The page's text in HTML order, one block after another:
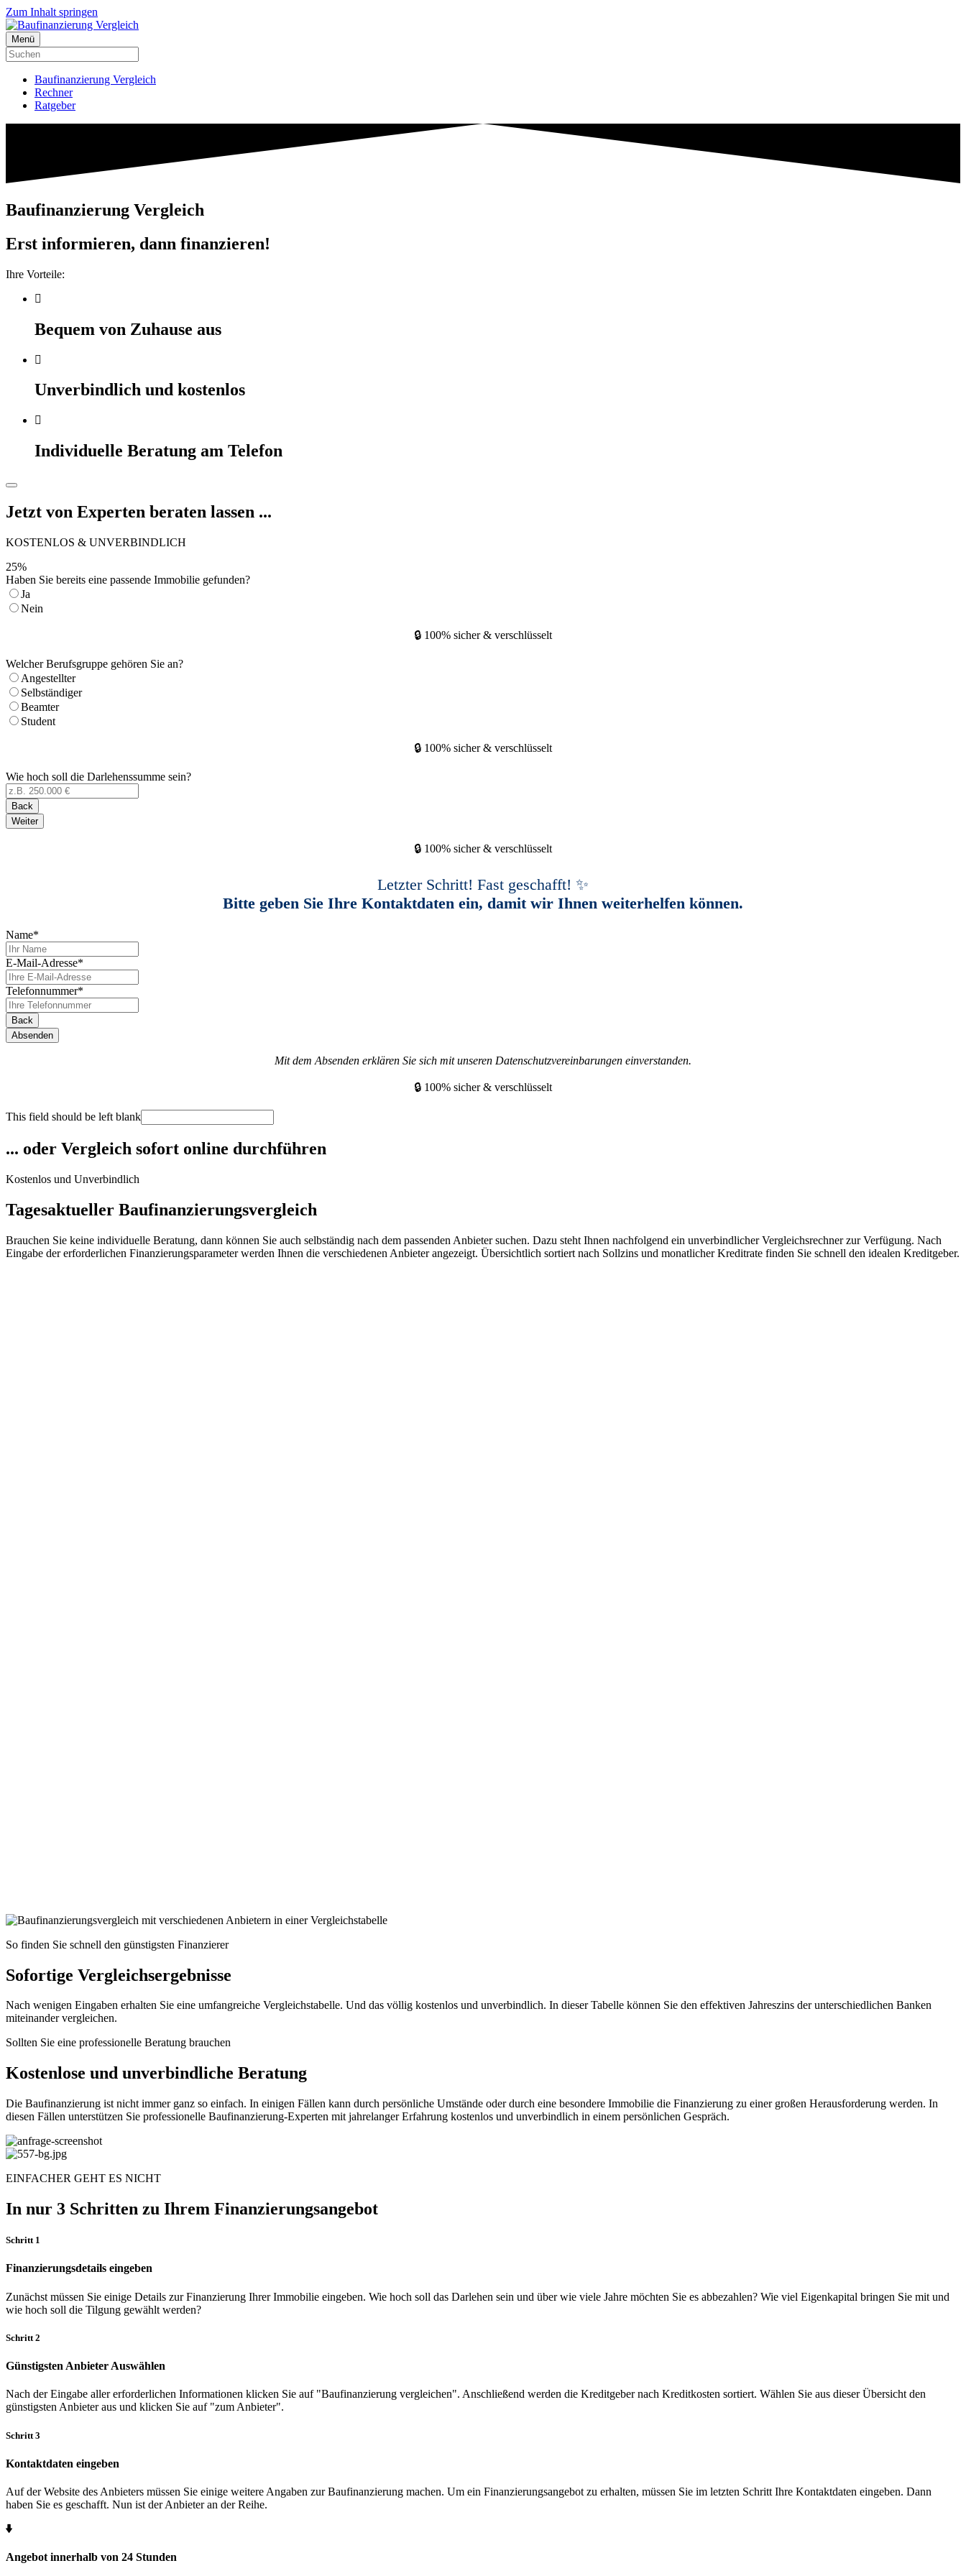
Zum Inhalt springen
Menü
Baufinanzierung Vergleich
Rechner
Ratgeber
Baufinanzierung Vergleich
Erst informieren, dann finanzieren!
Ihre Vorteile:
Bequem von Zuhause aus
Unverbindlich und kostenlos
Individuelle Beratung am Telefon
Jetzt von Experten beraten lassen ...
KOSTENLOS & UNVERBINDLICH
25%
Haben Sie bereits eine passende Immobilie gefunden?
Ja
Nein
🔒 100% sicher & verschlüsselt
Welcher Berufsgruppe gehören Sie an?
Angestellter
Selbständiger
Beamter
Student
🔒 100% sicher & verschlüsselt
Wie hoch soll die Darlehenssumme sein?
Back
Weiter
🔒 100% sicher & verschlüsselt
Letzter Schritt! Fast geschafft! ✨
Bitte geben Sie Ihre Kontaktdaten ein, damit wir Ihnen weiterhelfen können.
Name*
E-Mail-Adresse*
Telefonnummer*
Back
Absenden
Mit dem Absenden erklären Sie sich mit unseren Datenschutzvereinbarungen einverstanden.
🔒 100% sicher & verschlüsselt
This field should be left blank
... oder Vergleich sofort online durchführen
Kostenlos und Unverbindlich
Tagesaktueller Baufinanzierungsvergleich
Brauchen Sie keine individuelle Beratung, dann können Sie auch selbständig nach dem passenden Anbieter suchen. Dazu steht Ihnen nachfolgend ein unverbindlicher Vergleichsrechner zur Verfügung. Nach
Eingabe der erforderlichen Finanzierungsparameter werden Ihnen die verschiedenen Anbieter angezeigt. Übersichtlich sortiert nach Sollzins und monatlicher Kreditrate finden Sie schnell den idealen Kreditgeber.
So finden Sie schnell den günstigsten Finanzierer
Sofortige Vergleichsergebnisse
Nach wenigen Eingaben erhalten Sie eine umfangreiche Vergleichstabelle. Und das völlig kostenlos und unverbindlich. In dieser Tabelle können Sie den effektiven Jahreszins der unterschiedlichen Banken
miteinander vergleichen.
Sollten Sie eine professionelle Beratung brauchen
Kostenlose und unverbindliche Beratung
Die Baufinanzierung ist nicht immer ganz so einfach. In einigen Fällen kann durch persönliche Umstände oder durch eine besondere Immobilie die Finanzierung zu einer großen Herausforderung werden. In
diesen Fällen unterstützen Sie professionelle Baufinanzierung-Experten mit jahrelanger Erfahrung kostenlos und unverbindlich in einem persönlichen Gespräch.
EINFACHER GEHT ES NICHT
In nur 3 Schritten zu Ihrem Finanzierungsangebot
Schritt 1
Finanzierungsdetails eingeben
Zunächst müssen Sie einige Details zur Finanzierung Ihrer Immobilie eingeben. Wie hoch soll das Darlehen sein und über wie viele Jahre möchten Sie es abbezahlen? Wie viel Eigenkapital bringen Sie mit und
wie hoch soll die Tilgung gewählt werden?
Schritt 2
Günstigsten Anbieter Auswählen
Nach der Eingabe aller erforderlichen Informationen klicken Sie auf "Baufinanzierung vergleichen". Anschließend werden die Kreditgeber nach Kreditkosten sortiert. Wählen Sie aus dieser Übersicht den
günstigsten Anbieter aus und klicken Sie auf "zum Anbieter".
Schritt 3
Kontaktdaten eingeben
Auf der Website des Anbieters müssen Sie einige weitere Angaben zur Baufinanzierung machen. Um ein Finanzierungsangebot zu erhalten, müssen Sie im letzten Schritt Ihre Kontaktdaten eingeben. Dann
haben Sie es geschafft. Nun ist der Anbieter an der Reihe.
Angebot innerhalb von 24 Stunden